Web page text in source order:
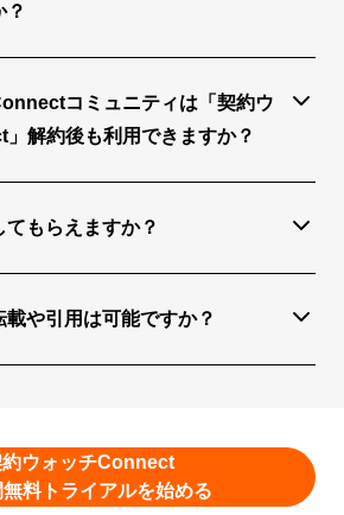
税込）／月間契約の場合
税込）／年間契約の場合
？
を複数アカウントでご登録の方
「契約ウォッチConnect」登録をお
は「契約ウォッチConnect」ログイ
内に「契約ウォッチConnectコミュ
コミュニティは「契約ウ
解約後も利用できますか？
チConnectコミュニティも退会とな
もらえますか？
載や引用は可能ですか？
場合は、出典を明記の上、最小限
いいたします。
ウォッチConnect
料トライアルを始める